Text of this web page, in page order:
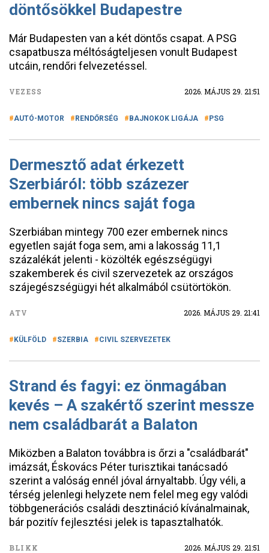
döntősökkel Budapestre
Már Budapesten van a két döntős csapat. A PSG
csapatbusza méltóságteljesen vonult Budapest
utcáin, rendőri felvezetéssel.
VEZESS 2026. MÁJUS 29. 21:51
AUTÓ-MOTOR RENDŐRSÉG BAJNOKOK LIGÁJA PSG
Dermesztő adat érkezett
Szerbiáról: több százezer
embernek nincs saját foga
Szerbiában mintegy 700 ezer embernek nincs
egyetlen saját foga sem, ami a lakosság 11,1
százalékát jelenti - közölték egészségügyi
szakemberek és civil szervezetek az országos
szájegészségügyi hét alkalmából csütörtökön.
ATV 2026. MÁJUS 29. 21:41
KÜLFÖLD SZERBIA CIVIL SZERVEZETEK
Strand és fagyi: ez önmagában
kevés – A szakértő szerint messze
nem családbarát a Balaton
Miközben a Balaton továbbra is őrzi a "családbarát"
imázsát, Éskovács Péter turisztikai tanácsadó
szerint a valóság ennél jóval árnyaltabb. Úgy véli, a
térség jelenlegi helyzete nem felel meg egy valódi
többgenerációs családi desztináció kívánalmainak,
bár pozitív fejlesztési jelek is tapasztalhatók.
BLIKK 2026. MÁJUS 29. 21:51